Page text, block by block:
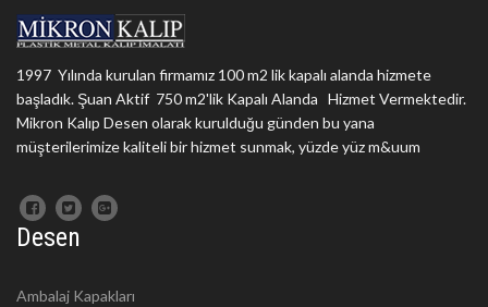
1997 Yılında kurulan firmamız 100 m2 lik kapalı alanda hizmete
başladık. Şuan Aktif 750 m2'lik Kapalı Alanda Hizmet Vermektedir.
Mikron Kalıp Desen olarak kurulduğu günden bu yana
müşterilerimize kaliteli bir hizmet sunmak, yüzde yüz m&uum
Desen
Ambalaj Kapakları